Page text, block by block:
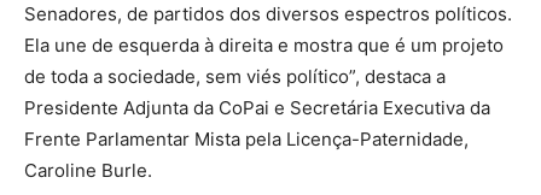
Senadores, de partidos dos diversos espectros políticos.
Ela une de esquerda à direita e mostra que é um projeto
de toda a sociedade, sem viés político”, destaca a
Presidente Adjunta da CoPai e Secretária Executiva da
Frente Parlamentar Mista pela Licença-Paternidade,
Caroline Burle.